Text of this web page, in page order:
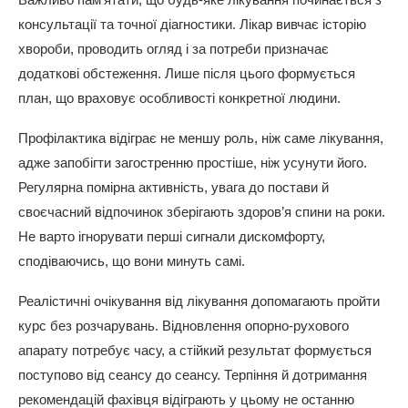
консультації та точної діагностики. Лікар вивчає історію
хвороби, проводить огляд і за потреби призначає
додаткові обстеження. Лише після цього формується
план, що враховує особливості конкретної людини.
Профілактика відіграє не меншу роль, ніж саме лікування,
адже запобігти загостренню простіше, ніж усунути його.
Регулярна помірна активність, увага до постави й
своєчасний відпочинок зберігають здоров’я спини на роки.
Не варто ігнорувати перші сигнали дискомфорту,
сподіваючись, що вони минуть самі.
Реалістичні очікування від лікування допомагають пройти
курс без розчарувань. Відновлення опорно-рухового
апарату потребує часу, а стійкий результат формується
поступово від сеансу до сеансу. Терпіння й дотримання
рекомендацій фахівця відіграють у цьому не останню